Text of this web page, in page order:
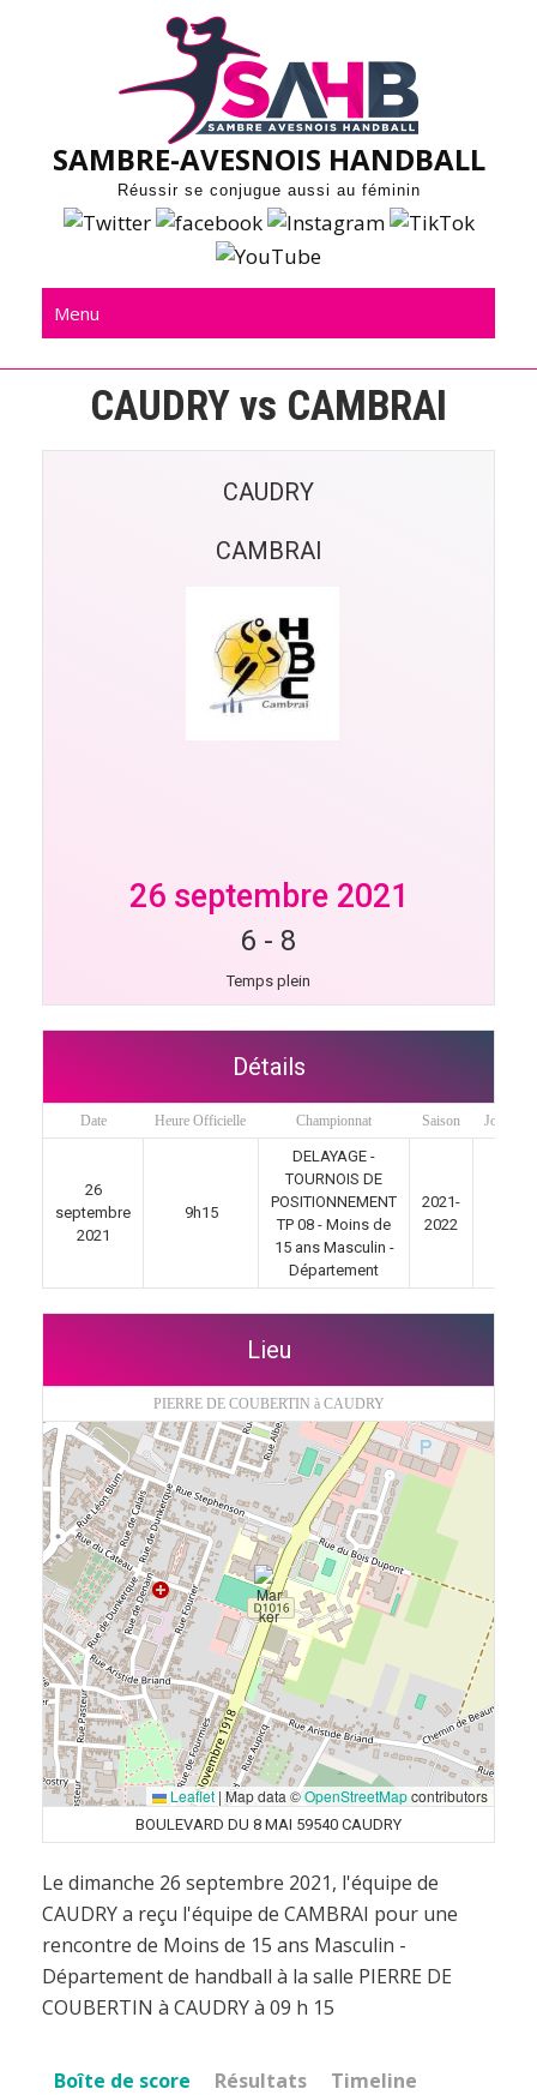
SAMBRE-AVESNOIS HANDBALL
Réussir se conjugue aussi au féminin
Menu
CAUDRY vs CAMBRAI
CAUDRY
CAMBRAI
26 septembre 2021
6 - 8
Temps plein
Détails
Date Heure Officielle Championnat Saison Jour de
26
septembre
2021
9h15
DELAYAGE -
TOURNOIS DE
POSITIONNEMENT
TP 08 - Moins de
15 ans Masculin -
Département
2021-
2022
Lieu
PIERRE DE COUBERTIN à CAUDRY
Leaflet |Map data ©OpenStreetMapcontributors
BOULEVARD DU 8 MAI 59540 CAUDRY
Le dimanche 26 septembre 2021, l'équipe de
CAUDRY a reçu l'équipe de CAMBRAI pour une
rencontre de Moins de 15 ans Masculin -
Département de handball à la salle PIERRE DE
COUBERTIN à CAUDRY à 09 h 15
Boîte de score Résultats Timeline